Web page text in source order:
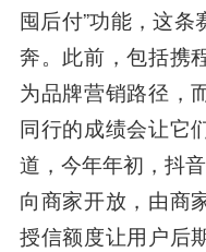
囤后付”功能，这
奔。此前，包括携
为品牌营销路径，
同行的成绩会让它
道，今年年初，抖
向商家开放，由商
授信额度让用户后